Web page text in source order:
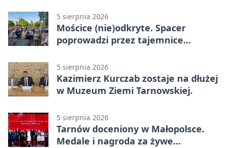
5 sierpnia 2026
Mościce (nie)odkryte. Spacer
poprowadzi przez tajemnice
5 sierpnia 2026
Kazimierz Kurczab zostaje na dłużej
w Muzeum Ziemi Tarnowskiej.
5 sierpnia 2026
Tarnów doceniony w Małopolsce.
Medale i nagroda za żywe